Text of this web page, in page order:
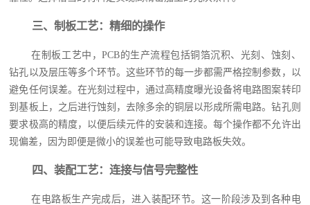
三、制板工艺：精细的操作
在制板工艺中，PCB的生产流程包括铜箔沉积、光刻、蚀刻、
钻孔以及层压等多个环节。这些环节的每一步都需严格控制参数，以
避免任何误差。在光刻过程中，通过高精度曝光设备将电路图案转印
到基板上，之后进行蚀刻，去除多余的铜层以形成所需电路。钻孔则
要求极高的精度，以便后续元件的安装和连接。每个操作都不允许出
现偏差，因为即便是微小的误差也可能导致电路板失效。
四、装配工艺：连接与信号完整性
在电路板生产完成后，进入装配环节。这一阶段涉及到各种电